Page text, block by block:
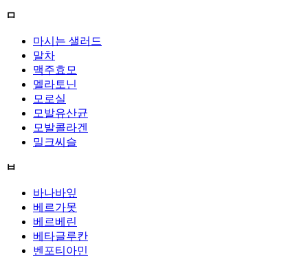
ㅁ
마시는 샐러드
말차
맥주효모
멜라토닌
모로실
모발유산균
모발콜라겐
밀크씨슬
ㅂ
바나바잎
베르가못
베르베린
베타글루칸
벤포티아민